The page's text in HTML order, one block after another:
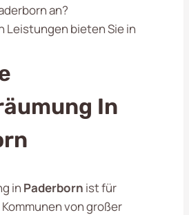
an?
Leistungen bieten Sie in
In
in Paderborn ist für
von großer